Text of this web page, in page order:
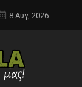
8 Αυγ, 2026